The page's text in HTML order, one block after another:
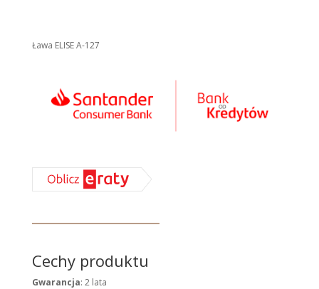
Ława ELISE A-127
Cechy produktu
Gwarancja: 2 lata